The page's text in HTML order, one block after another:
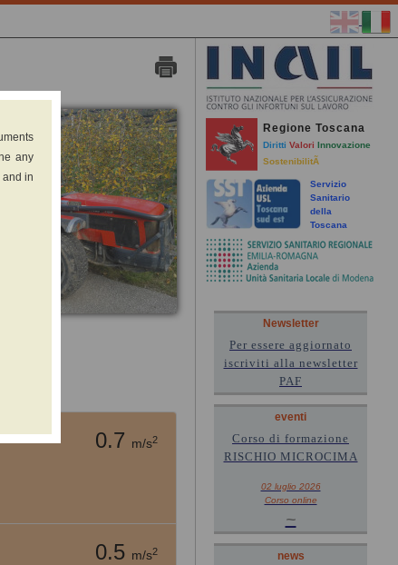
field)
0.7 m/s2
0.5 m/s2
Regione Toscana
Diritti Valori Innovazione
SostenibilitÃ
Servizio
Sanitario
della
Toscana
Newsletter
Per essere aggiornato
iscriviti alla newsletter
PAF
eventi
Corso di formazione
RISCHIO MICROCIMA
02 luglio 2026
Corso online
~
news
any
in